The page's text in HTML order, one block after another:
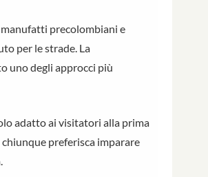
precolombiani e
per le strade. La
uno degli approcci più
adatto ai visitatori alla prima
preferisca imparare